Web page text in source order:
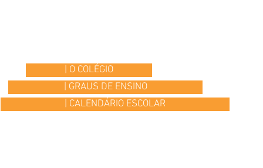
| O COLÉGIO
| GRAUS DE ENSINO
| CALENDÁRIO ESCOLAR